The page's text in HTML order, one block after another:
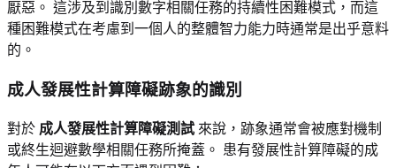
厭惡。 這涉及到識別數字相關任務的持續性困難模式，而這
種困難模式在考慮到一個人的整體智力能力時通常是出乎意料
的。
成人發展性計算障礙跡象的識別
對於 成人發展性計算障礙測試 來說，跡象通常會被應對機制
或終生迴避數學相關任務所掩蓋。 患有發展性計算障礙的成